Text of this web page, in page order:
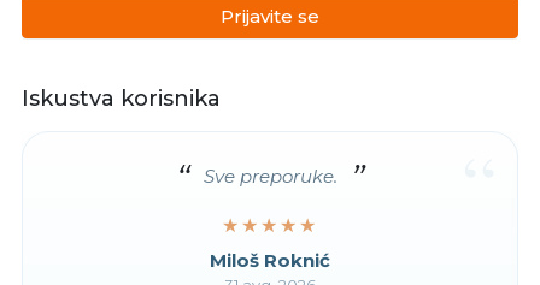
Prijavite se
Iskustva korisnika
Sve preporuke.
★★★★★
★★★★★
Miloš Roknić